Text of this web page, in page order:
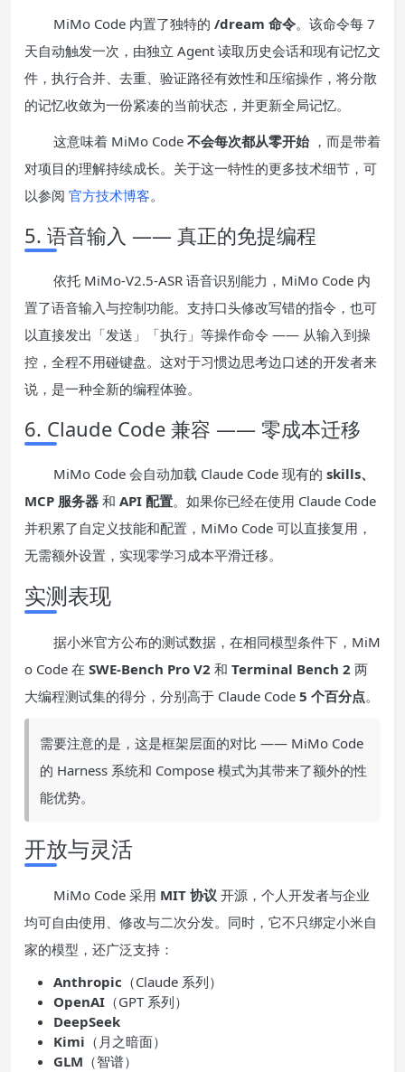
MiMo Code 内置了独特的 /dream 命令。该命令每 7
天自动触发一次，由独立 Agent 读取历史会话和现有记忆文
件，执行合并、去重、验证路径有效性和压缩操作，将分散
的记忆收敛为一份紧凑的当前状态，并更新全局记忆。
这意味着 MiMo Code 不会每次都从零开始 ，而是带着
对项目的理解持续成长。关于这一特性的更多技术细节，可
以参阅 官方技术博客。
5. 语音输入 —— 真正的免提编程
依托 MiMo-V2.5-ASR 语音识别能力，MiMo Code 内
置了语音输入与控制功能。支持口头修改写错的指令，也可
以直接发出「发送」「执行」等操作命令 —— 从输入到操
控，全程不用碰键盘。这对于习惯边思考边口述的开发者来
说，是一种全新的编程体验。
6. Claude Code 兼容 —— 零成本迁移
MiMo Code 会自动加载 Claude Code 现有的 skills、
MCP 服务器 和 API 配置。如果你已经在使用 Claude Code
并积累了自定义技能和配置，MiMo Code 可以直接复用，
无需额外设置，实现零学习成本平滑迁移。
实测表现
据小米官方公布的测试数据，在相同模型条件下，MiM
o Code 在 SWE-Bench Pro V2 和 Terminal Bench 2 两
大编程测试集的得分，分别高于 Claude Code 5 个百分点。
需要注意的是，这是框架层面的对比 —— MiMo Code
的 Harness 系统和 Compose 模式为其带来了额外的性
能优势。
开放与灵活
MiMo Code 采用 MIT 协议 开源，个人开发者与企业
均可自由使用、修改与二次分发。同时，它不只绑定小米自
家的模型，还广泛支持：
Anthropic （Claude 系列）
OpenAI （GPT 系列）
DeepSeek
Kimi （月之暗面）
GLM （智谱）